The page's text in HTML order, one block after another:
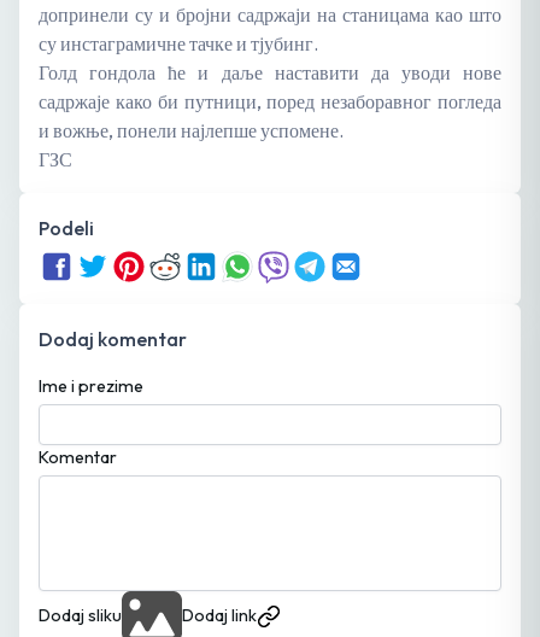
допринели су и бројни садржаји на станицама као што
су инстаграмичне тачке и тјубинг.
Голд гондола ће и даље наставити да уводи нове
садржаје како би путници, поред незаборавног погледа
и вожње, понели најлепше успомене.
ГЗС
Podeli
Dodaj komentar
Ime i prezime
Komentar
Dodaj sliku Dodaj link